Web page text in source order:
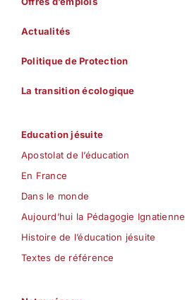
Actualités
Politique de Protection
La transition écologique
Education jésuite
Apostolat de l’éducation
En France
Dans le monde
Aujourd’hui la Pédagogie Ignatienne
Histoire de l’éducation jésuite
Textes de référence